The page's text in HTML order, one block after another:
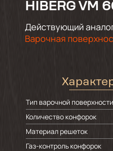
HIBERG VM
Действующий
Варочная
Тип варочной поверхности
Количество конфорок
Материал решеток
Газ-контроль конфорок